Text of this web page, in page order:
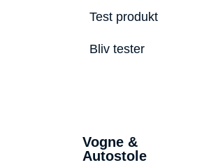
Test produkt
Bliv tester
Vogne &
Autostole